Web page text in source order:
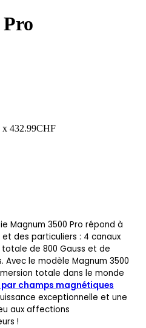
x 432.99CHF
Magnum 3500 Pro répond à
des particuliers : 4 canaux
de 800 Gauss et de
Avec le modèle Magnum 3500
totale dans le monde
champs magnétiques
exceptionnelle et une
aux affections
!